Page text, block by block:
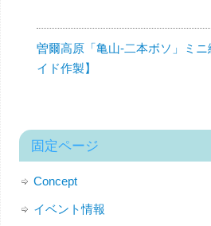
曽爾高原「亀山-二本ボソ」ミ
イド作製】
固定ページ
Concept
イベント情報